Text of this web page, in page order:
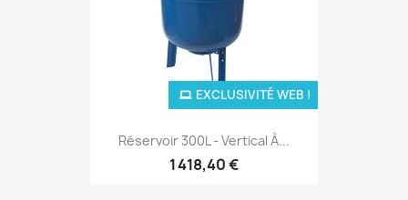
Réservoir 300L - Vertical À...
1 418,40 €
EXCLUSIVITÉ WEB !